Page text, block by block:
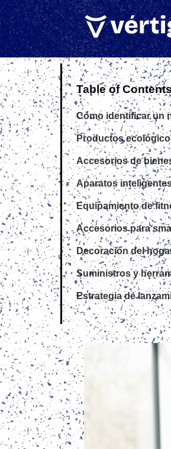
Table of
Cómo identificar un
Productos
Accesorios de
Aparatos
Equipamiento de
Accesorios para
Decoración del
Suministros y
Estrategia de